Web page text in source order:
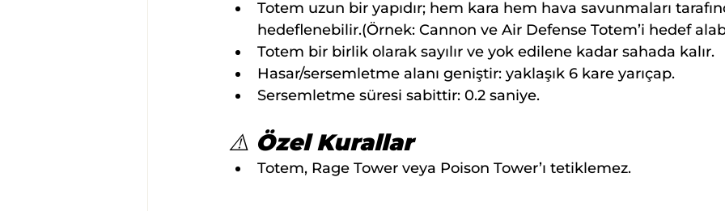
Totem uzun bir yapıdır; hem kara hem hava savunmaları
hedeflenebilir.(Örnek: Cannon ve Air Defense Totem’i hedef
Totem bir birlik olarak sayılır ve yok edilene kadar sahada kalır.
Hasar/sersemletme alanı geniştir: yaklaşık 6 kare yarıçap.
Sersemletme süresi sabittir: 0.2 saniye.
⚠️ Özel Kurallar
Totem, Rage Tower veya Poison Tower’ı tetiklemez.